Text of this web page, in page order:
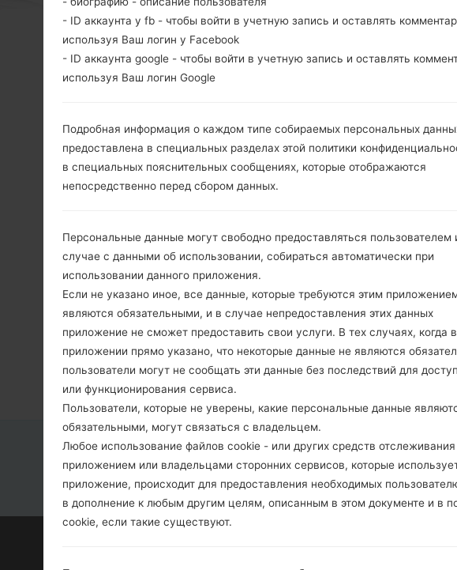
PDA/AP ВЕРСИЯ S5282OJVAME1
РЕГИОН MWD
1.ПРОВЕРИТЬ НАЛИЧИЕ RECAPTCHA
Инструкции
- ID аккаунта у fb - чтобы войти в учетную запись и оставлять
используя Ваш логин у Facebook
- ID аккаунта google - чтобы войти в учетную запись и оставлять
используя Ваш логин Google
Подробная информация о каждом типе собираемых персональных
предоставлена в специальных разделах этой политики
в специальных пояснительных сообщениях, которые отображаются
непосредственно перед сбором данных.
Персональные данные могут свободно предоставляться пользователем
случае с данными об использовании, собираться автоматически при
использовании данного приложения.
Если не указано иное, все данные, которые требуются этим
являются обязательными, и в случае непредоставления этих данных
приложение не сможет предоставить свои услуги. В тех случаях, когда
приложении прямо указано, что некоторые данные не являются
пользователи могут не сообщать эти данные без последствий для
или функционирования сервиса.
Пользователи, которые не уверены, какие персональные данные
обязательными, могут связаться с владельцем.
Любое использование файлов cookie - или других средств
приложением или владельцами сторонних сервисов, которые
приложение, происходит для предоставления необходимых
в дополнение к любым другим целям, описанным в этом документе и в
cookie, если такие существуют.